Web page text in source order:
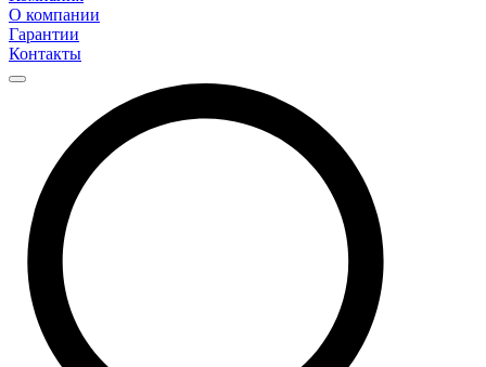
О компании
Гарантии
Контакты